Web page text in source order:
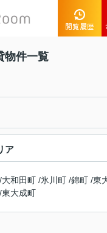
閲覧履歴
物件一覧
ア
/大和田町 /氷川町 /錦町 /東
/東大成町